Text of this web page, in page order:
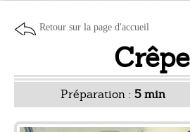
Retour sur la page d'accueil
Préparation : 5 min